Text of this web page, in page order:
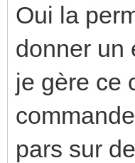
Oui la
donner un
je gère ce
pars sur